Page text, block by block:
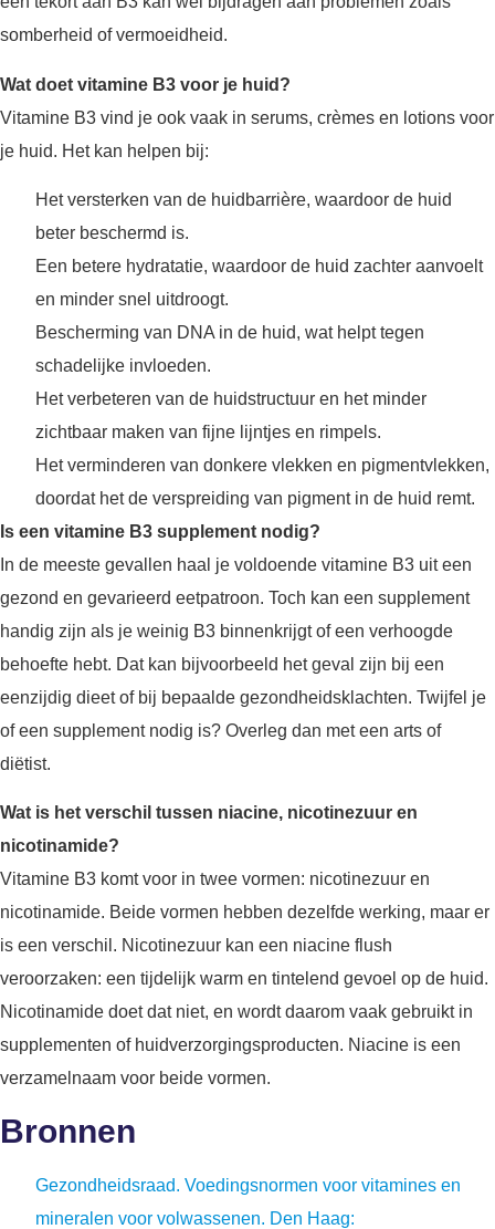
somberheid of vermoeidheid.
Wat doet vitamine B3 voor je huid?
Vitamine B3 vind je ook vaak in serums, crèmes en lotions voor
je huid. Het kan helpen bij:
Het versterken van de huidbarrière, waardoor de huid
beter beschermd is.
Een betere hydratatie, waardoor de huid zachter aanvoelt
en minder snel uitdroogt.
Bescherming van DNA in de huid, wat helpt tegen
schadelijke invloeden.
Het verbeteren van de huidstructuur en het minder
zichtbaar maken van fijne lijntjes en rimpels.
Het verminderen van donkere vlekken en pigmentvlekken,
doordat het de verspreiding van pigment in de huid remt.
Is een vitamine B3 supplement nodig?
In de meeste gevallen haal je voldoende vitamine B3 uit een
gezond en gevarieerd eetpatroon. Toch kan een supplement
handig zijn als je weinig B3 binnenkrijgt of een verhoogde
behoefte hebt. Dat kan bijvoorbeeld het geval zijn bij een
eenzijdig dieet of bij bepaalde gezondheidsklachten. Twijfel je
of een supplement nodig is? Overleg dan met een arts of
diëtist.
Wat is het verschil tussen niacine, nicotinezuur en
nicotinamide?
Vitamine B3 komt voor in twee vormen: nicotinezuur en
nicotinamide. Beide vormen hebben dezelfde werking, maar er
is een verschil. Nicotinezuur kan een niacine flush
veroorzaken: een tijdelijk warm en tintelend gevoel op de huid.
Nicotinamide doet dat niet, en wordt daarom vaak gebruikt in
supplementen of huidverzorgingsproducten. Niacine is een
verzamelnaam voor beide vormen.
Bronnen
Gezondheidsraad. Voedingsnormen voor vitamines en
mineralen voor volwassenen. Den Haag: